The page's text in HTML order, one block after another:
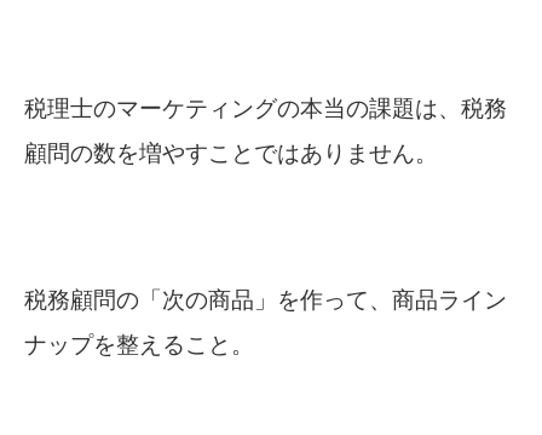
税理士のマーケティングの本当の課題は、税務
顧問の数を増やすことではありません。
税務顧問の「次の商品」を作って、商品ライン
ナップを整えること。